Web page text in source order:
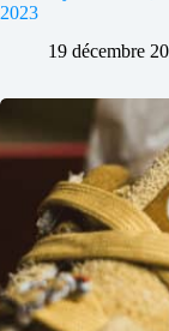
2023
19 décembre